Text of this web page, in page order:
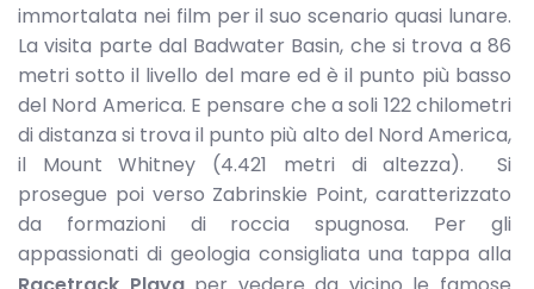
immortalata nei film per il suo scenario quasi lunare.
La visita parte dal Badwater Basin, che si trova a 86
metri sotto il livello del mare ed è il punto più basso
del Nord America. E pensare che a soli 122 chilometri
di distanza si trova il punto più alto del Nord America,
il Mount Whitney (4.421 metri di altezza). Si
prosegue poi verso Zabrinskie Point, caratterizzato
da formazioni di roccia spugnosa. Per gli
appassionati di geologia consigliata una tappa alla